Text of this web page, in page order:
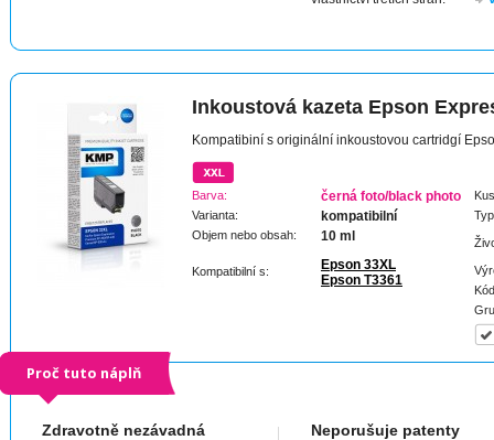
Inkoustová kazeta Epson
Kompatibiní s originální inkoustovou cartridgí
Barva: černá foto/black photo
Varianta: kompatibilní
Objem nebo obsah: 10 ml
Kompatibilní s:
Epson 33XL
Epson T3361
Proč tuto náplň
Zdravotně nezávadná Neporušuje patenty